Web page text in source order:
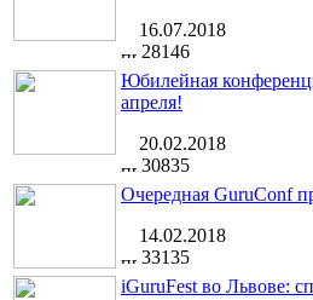
16.07.2018
28146
Юбилейная
апреля!
20.02.2018
30835
Очередная GuruConf
14.02.2018
33135
iGuruFest во Львове: